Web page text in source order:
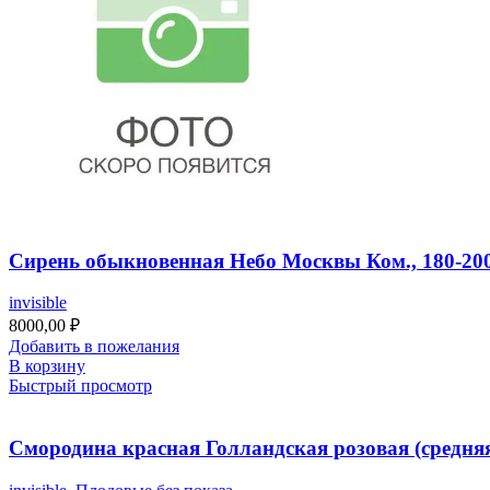
Сирень обыкновенная Небо Москвы Ком., 180-
invisible
8000,00 ₽
Добавить в пожелания
В корзину
Быстрый просмотр
Смородина красная Голландская розовая